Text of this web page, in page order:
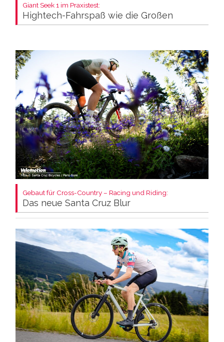
Giant Seek 1 im Praxistest:
Hightech-Fahrspaß wie die Großen
Gebaut für Cross-Country – Racing und Riding:
Das neue Santa Cruz Blur